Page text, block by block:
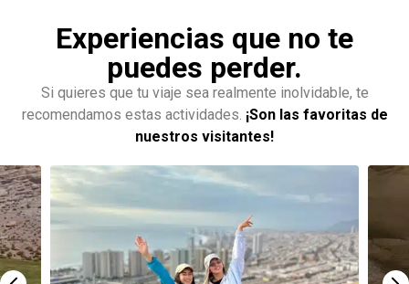
Experiencias que no te
puedes perder.
Si quieres que tu viaje sea realmente inolvidable, te
recomendamos estas actividades. ¡Son las favoritas de
nuestros visitantes!